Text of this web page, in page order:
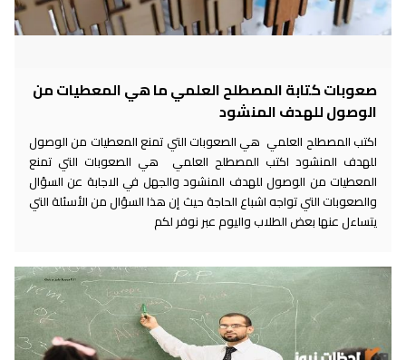
صعوبات كتابة المصطلح العلمي ما هي المعطيات من
الوصول للهدف المنشود
اكتب المصطلح العلمي هي الصعوبات التي تمنع المعطيات من الوصول
للهدف المنشود اكتب المصطلح العلمي هي الصعوبات التي تمنع
المعطيات من الوصول للهدف المنشود والجهل في الاجابة عن السؤال
والصعوبات التي تواجه اشباع الحاجة حيث إن هذا السؤال من الأسئلة التي
يتساءل عنها بعض الطلاب واليوم عبر نوفر لكم